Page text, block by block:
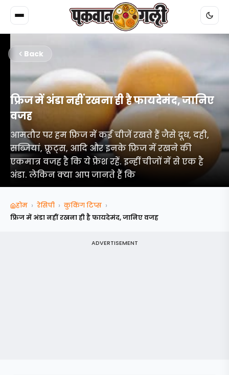
Back
फ्रिज में अंडा नहीं रखना ही है फायदेमंद, जानिए
वजह
आमतौर पर हम फ्रिज में कई चीजें रखते हैं जैसे दूध, दही,
सब्जियां, फ्रूट्स, आदि और इनके फ्रिज में रखने की
एकमात्र वजह है कि ये फ्रेश रहें. इन्हीं चीजों में से एक है
अंडा. लेकिन क्या आप जानते हैं कि
होम › रेसिपी › कुकिंग टिप्‍स ›
फ्रिज में अंडा नहीं रखना ही है फायदेमंद, जानिए वजह
ADVERTISEMENT